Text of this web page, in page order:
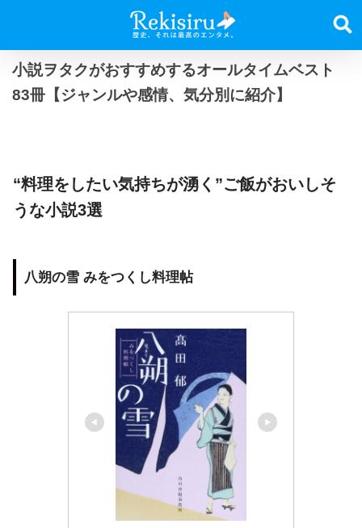
小説ヲタクがおすすめするオールタイムベスト
83冊【ジャンルや感情、気分別に紹介】
“料理をしたい気持ちが湧く”ご飯がおいしそ
うな小説3選
八朔の雪 みをつくし料理帖